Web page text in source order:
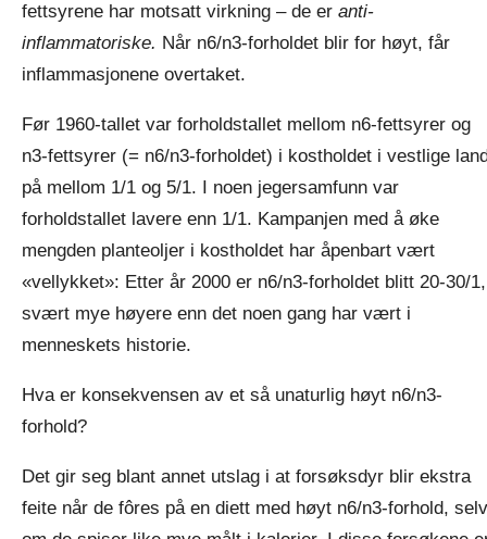
fettsyrene har motsatt virkning – de er anti-
inflammatoriske. Når n6/n3-forholdet blir for høyt, får
inflammasjonene overtaket.
Før 1960-tallet var forholdstallet mellom n6-fettsyrer og
n3-fettsyrer (= n6/n3-forholdet) i kostholdet i vestlige
på mellom 1/1 og 5/1. I noen jegersamfunn var
forholdstallet lavere enn 1/1. Kampanjen med å øke
mengden planteoljer i kostholdet har åpenbart vært
«vellykket»: Etter år 2000 er n6/n3-forholdet blitt 20-30/1,
svært mye høyere enn det noen gang har vært i
menneskets historie.
Hva er konsekvensen av et så unaturlig høyt n6/n3-
forhold?
Det gir seg blant annet utslag i at forsøksdyr blir ekstra
feite når de fôres på en diett med høyt n6/n3-forhold, selv